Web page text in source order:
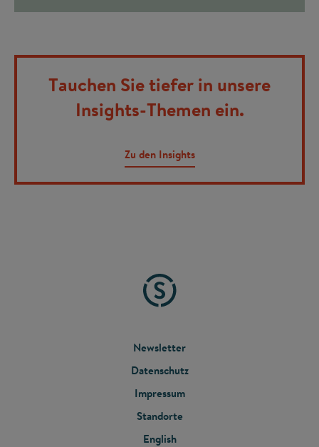
Tauchen Sie tiefer in unsere
Insights-Themen ein.
Zu den Insights
FOOTER
MENU
Newsletter
Datenschutz
Impressum
Standorte
English